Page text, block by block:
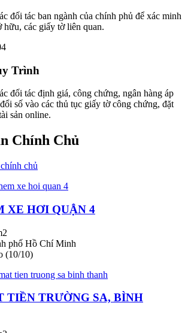
đối tác ban ngành của chính phủ để xác minh
hữu, các giấy tờ liên quan.
Trình
đối tác định giá, công chứng, ngân hàng áp
số vào các thủ tục giấy tờ công chứng, đặt
sản online.
Chính Chủ
chủ
XE HƠI QUẬN 4
phố Hồ Chí Minh
(10/10)
TIỀN TRƯỜNG SA, BÌNH